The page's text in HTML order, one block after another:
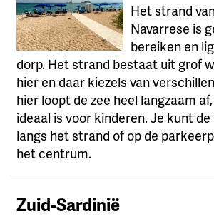
Het strand
Navarrese is
bereiken en
dorp. Het strand bestaat uit grof
hier en daar kiezels van
hier loopt de zee heel langzaam
ideaal is voor kinderen. Je kunt
langs het strand of op de
het centrum.
Zuid-Sardinië